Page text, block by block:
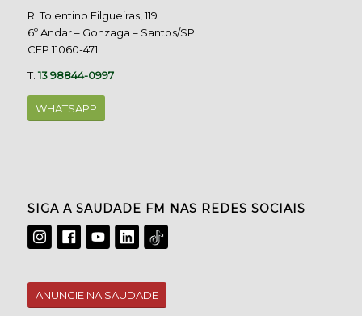
R. Tolentino Filgueiras, 119
6º Andar – Gonzaga – Santos/SP
CEP 11060-471
T.13 98844-0997
WHATSAPP
SIGA A SAUDADE FM NAS REDES SOCIAIS
ANUNCIE NA SAUDADE